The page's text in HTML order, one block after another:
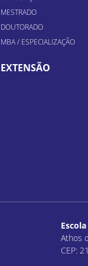
MESTRADO
DOUTORADO
MBA / ESPECIALIZAÇÃO
EXTENSÃO
Athos
CEP: